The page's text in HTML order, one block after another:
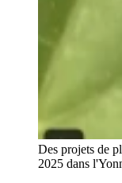
Des projets de
2025 dans